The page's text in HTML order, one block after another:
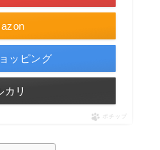
ッピング
カリ
ポチップ